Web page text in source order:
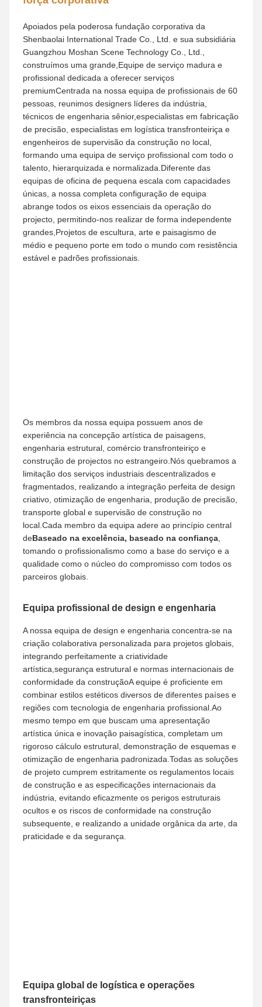
história
Fundada em 2025,Shen Baolai International Trade
Co., Ltd.serve como a divisão exclusiva de negócios
globais daGuangzhouMoShenArt Co., Ltd.Enraizada
na profunda herança da indústria, our parent company
was established in 2012 and has grown into a leading
enterprise and one of China’s Top Ten Influential Brands
in the field of integrated sculpture art project design and
construction, que ostenta uma força técnica madura,
uma vasta experiência em projectos e uma reputação
superior no sector.
Construída sobre a base sólida da experiência
doméstica da nossa marca-mãe, a Shen Baolai
International Trade concentra-se no layout do
mercado global e na expansão de negócios
transfronteiriços.Continuamos a expandir o nosso
negócio de comércio internacional e a expandir a
nossa rede global de clientes em todo o mundo-
Manter a integridade, o profissionalismo e o serviço
global aberta e cooperativa.juntar as mãos para
explorar os mercados mundiais e criar juntos um
futuro mais brilhante e sustentável.
A nossa equipa
A nossa equipa profissional e a nossa
força corporativa
Apoiados pela poderosa fundação corporativa da
Shenbaolai International Trade Co., Ltd. e sua subsidiária
Guangzhou Moshan Scene Technology Co., Ltd.,
profissional dedicada a oferecer serviços
pessoas, reunimos designers líderes da indústria,
técnicos de engenharia sênior,especialistas em fabricação
de precisão, especialistas em logística transfronteiriça e
engenheiros de supervisão da construção no local,
formando uma equipa de serviço profissional com todo o
talento, hierarquizada e normalizada.Diferente das
equipas de oficina de pequena escala com capacidades
únicas, a nossa completa configuração de equipa
abrange todos os eixos essenciais da operação do
projecto, permitindo-nos realizar de forma independente
grandes,Projetos de escultura, arte e paisagismo de
médio e pequeno porte em todo o mundo com resistência
estável e padrões profissionais.
construção de projectos no estrangeiro.Nós quebramos a
limitação dos serviços industriais descentralizados e